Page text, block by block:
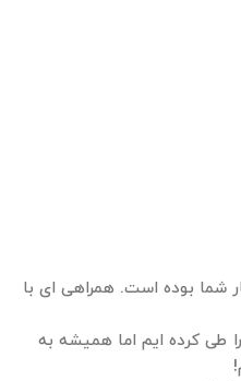
تاکنون در کنار شما بوده است. همراهی ای با
طی کرده ایم اما همیشه به